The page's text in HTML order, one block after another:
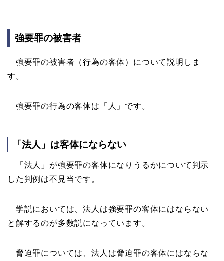
強要罪の被害者
強要罪の被害者（行為の客体）について説明しま
す。
強要罪の行為の客体は「人」です。
「法人」は客体にならない
「法人」が強要罪の客体になりうるかについて判示
した判例は不見当です。
学説においては、法人は強要罪の客体にはならない
と解するのが多数説になっています。
脅迫罪については、法人は脅迫罪の客体にはならな